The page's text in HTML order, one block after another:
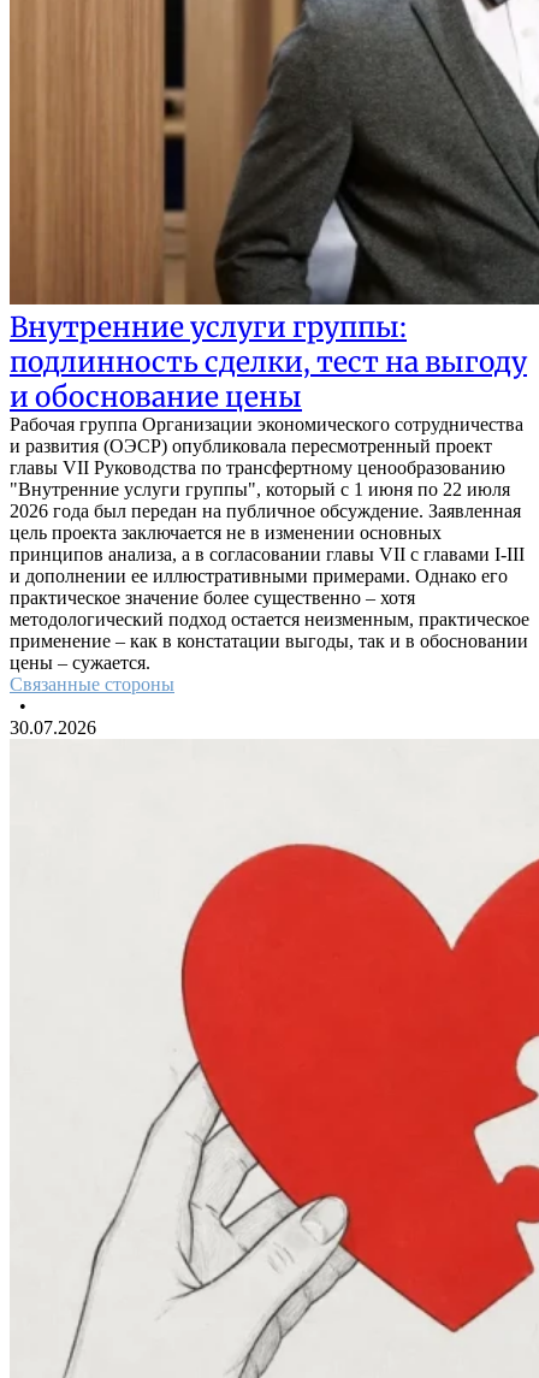
Внутренние услуги группы:
подлинность сделки, тест на выгоду
и обоснование цены
Рабочая группа Организации экономического сотрудничества
и развития (ОЭСР) опубликовала пересмотренный проект
главы VII Руководства по трансфертному ценообразованию
"Внутренние услуги группы", который с 1 июня по 22 июля
2026 года был передан на публичное обсуждение. Заявленная
цель проекта заключается не в изменении основных
принципов анализа, а в согласовании главы VII с главами I-III
и дополнении ее иллюстративными примерами. Однако его
практическое значение более существенно – хотя
методологический подход остается неизменным, практическое
применение – как в констатации выгоды, так и в обосновании
цены – сужается.
Связанные стороны
•
30.07.2026